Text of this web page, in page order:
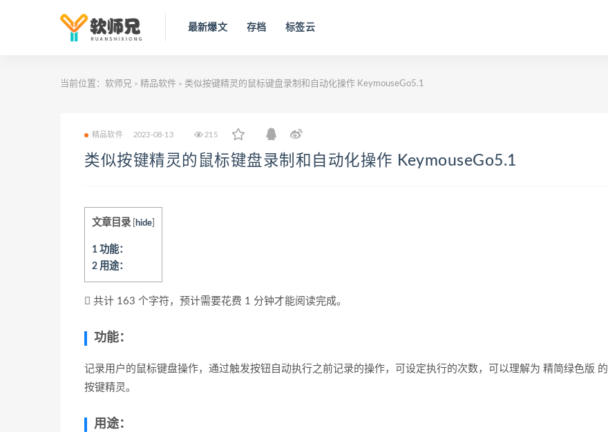
最新爆文 存档 标签云
当前位置： 软师兄 > 精品软件 > 类似按键精灵的鼠标键盘录制和自动化操作 KeymouseGo5.1
精品软件 2023-08-13 215
类似按键精灵的鼠标键盘录制和自动化操作 KeymouseGo5.1
文章目录 hide
1 功能：
2 用途：
共计 163 个字符，预计需要花费 1 分钟才能阅读完成。
功能：
记录用户的鼠标键盘操作，通过触发按钮自动执行之前记录的操作，可设定执行的次数，可以理解为 精简绿色版 的
按键精灵。
用途：